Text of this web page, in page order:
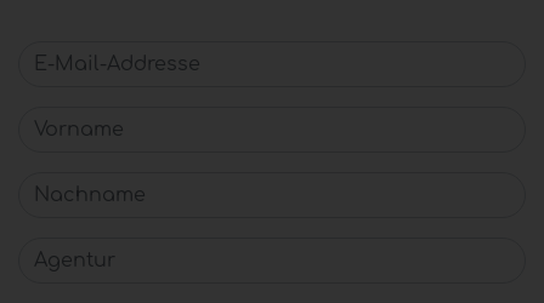
E-Mail-Addresse
Vorname
Nachname
Agentur